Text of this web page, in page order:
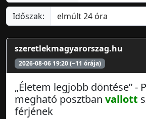
Időszak:
szeretlekmagyarorszag.hu
2026-08-06 19:20 (~11 órája)
„Életem legjobb döntése” -
megható posztban vallott
férjének